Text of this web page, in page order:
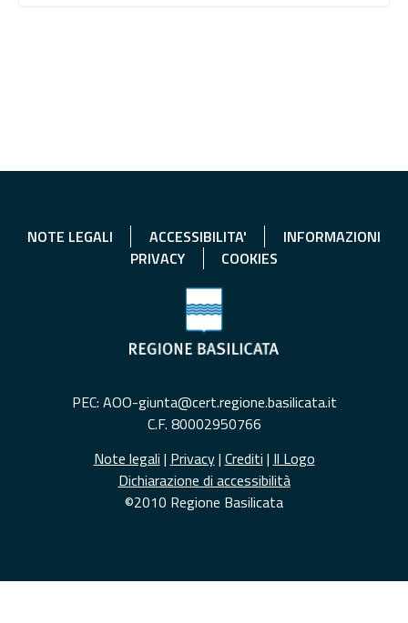
NOTE LEGALI ACCESSIBILITA'
INFORMAZIONI
PRIVACY
COOKIES
PEC: AOO-giunta@cert.regione.basilicata.it
C.F. 80002950766
Note legali | Privacy| Crediti | Il Logo
Dichiarazione di accessibilità
©2010 Regione Basilicata